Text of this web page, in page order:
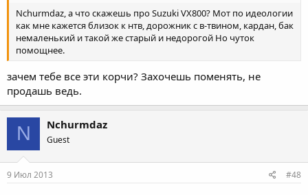
Nchurmdaz, а что скажешь про Suzuki VX800? Мот по идеологии
как мне кажется близок к нтв, дорожник с в-твином, кардан, бак
немаленький и такой же старый и недорогой Но чуток
помощнее.
зачем тебе все эти корчи? Захочешь поменять, не
продашь ведь.
N Nchurmdaz
Guest
9 Июл 2013 #48